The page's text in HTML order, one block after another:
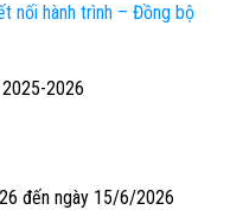
nối hành trình – Đồng bộ
2025-2026
đến ngày 15/6/2026